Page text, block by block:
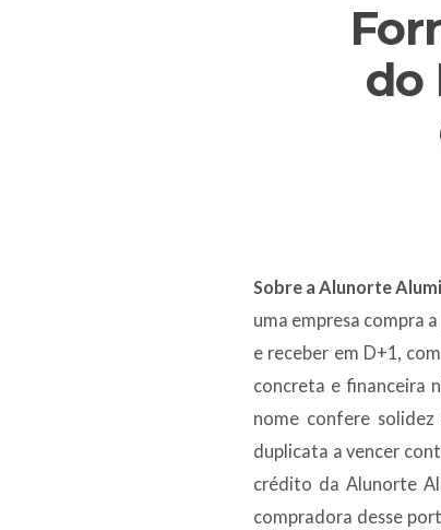
do
Sobre a Alunorte
uma empresa compra
e receber em D+1,
concreta e financeira
nome confere
duplicata a vencer
crédito da Alunorte
compradora desse